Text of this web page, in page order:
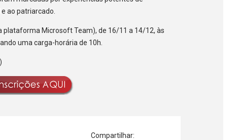
ao patriarcado.
plataforma Microsoft Team), de 16/11 a 14/12, às
uma carga-horária de 10h.
Compartilhar: